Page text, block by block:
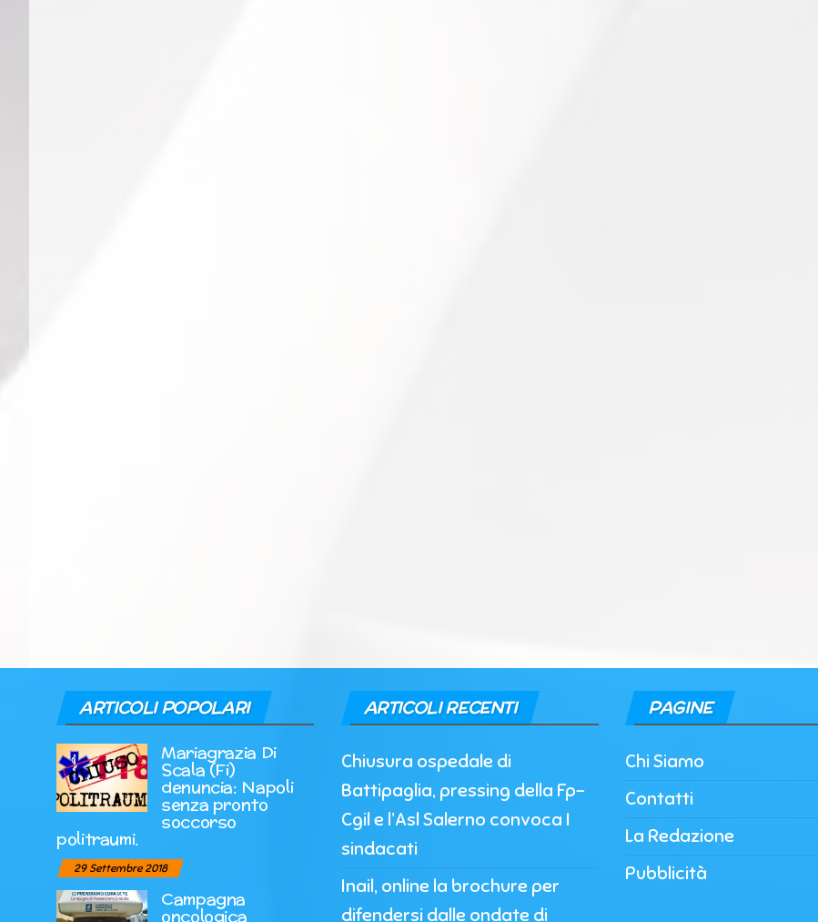
ARTICOLI POPOLARI
Mariagrazia Di
Scala (Fi)
denuncia: Napoli
senza pronto
soccorso
politraumi.
29 Settembre 2018
Campagna
oncologica
ARTICOLI RECENTI
Chiusura ospedale di
Battipaglia, pressing della Fp-
Cgil e l’Asl Salerno convoca I
sindacati
Inail, online la brochure per
difendersi dalle ondate di
PAGINE
Chi Siamo
Contatti
La Redazione
Pubblicità